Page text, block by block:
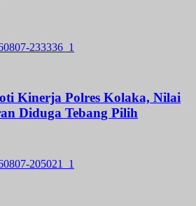
Kinerja Polres Kolaka, Nilai
Diduga Tebang Pilih